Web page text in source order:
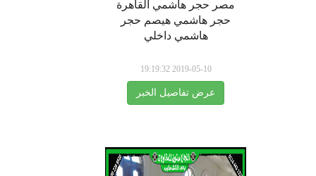
مصر حجر هاشمي القاهرة
حجر هاشمي هيصم حجر
هاشمي داخلي
2019-05-10 19:19:32
عرض تفاصيل الخبر